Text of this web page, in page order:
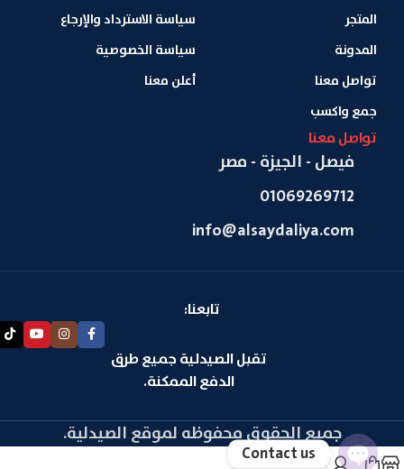
المتجر
المدونة
تواصل معنا
جمع واكسب
سياسة الاسترداد والإرجاع
سياسة الخصوصية
أعلن معنا
تواصل معنا
فيصل - الجيزة - مصر
01069269712
info@alsaydaliya.com
تابعنا:
تقبل الصيدلية جميع طرق
الدفع الممكنة.
جميع الحقوق محفوظه لموقع الصيدلية.
Contact us